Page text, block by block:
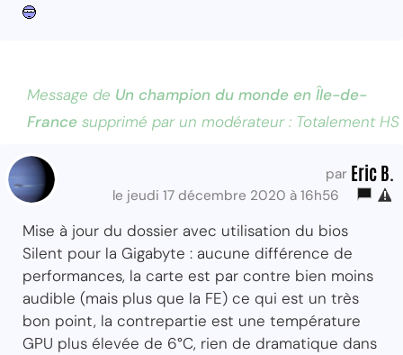
Message de Un champion du monde en Île-de-
France supprimé par un modérateur : Totalement HS
par Eric B.
le jeudi 17 décembre 2020 à 16h56
Mise à jour du dossier avec utilisation du bios
Silent pour la Gigabyte : aucune différence de
performances, la carte est par contre bien moins
audible (mais plus que la FE) ce qui est un très
bon point, la contrepartie est une température
GPU plus élevée de 6°C, rien de dramatique dans